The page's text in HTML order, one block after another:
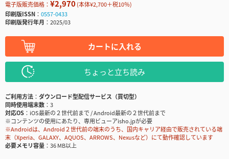
電子版販売価格： ¥2,970(本体¥2,700＋税10％)
印刷版ISSN
0557-0433
印刷版発行年月
2025/03
カートに入れる
ちょっと立ち読み
ご利用方法
ダウンロード型配信サービス（買切型）
同時使用端末数
3
対応OS
iOS最新の２世代前まで / Android最新の２世代前まで
※コンテンツの使用にあたり、専用ビューアisho.jpが必要
※Androidは、Android２世代前の端末のうち、国内キャリア経由で販売されている端
末（Xperia、GALAXY、AQUOS、ARROWS、Nexusなど）にて動作確認しています
必要メモリ容量
36 MB以上